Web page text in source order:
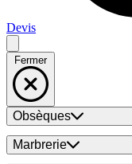
Devis
Fermer
Obsèques
Marbrerie